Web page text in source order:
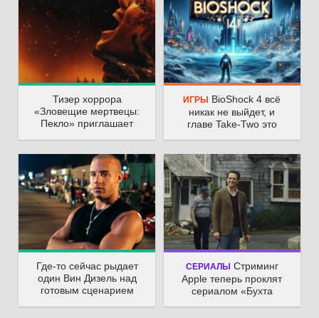
Тизер хоррора
«Зловещие мертвецы:
Пекло» приглашает
ИГРЫ
BioShock 4 всё
никак не выйдет, и
главе Take-Two это
Где-то сейчас рыдает
один Вин Дизель над
готовым сценарием
СЕРИАЛЫ Стриминг
Apple теперь проклят
сериалом «Бухта